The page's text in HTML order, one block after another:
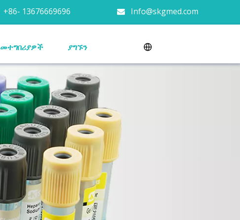
+86- 13676669696  Info@skgmed.com
መተግበሪያዎች ያግኙን